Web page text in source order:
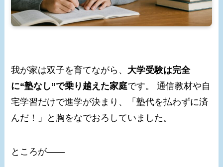
我が家は双子を育てながら、 大学受験は完全
に“塾なし”で乗り越えた家庭です。 通信教材や自
宅学習だけで進学が決まり、「塾代を払わずに済
んだ！」と胸をなでおろしていました。
ところが――